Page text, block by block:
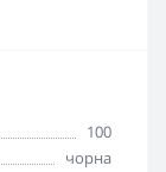
100
чорна